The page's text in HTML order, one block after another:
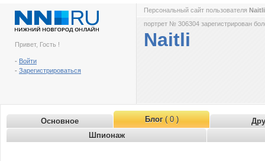
Привет, Гость !
- Войти
- Зарегистрироваться
Персональный сайт пользователя
портрет № 306304 зарегистрирован
Naitli
Основное Блог( 0 )
Шпионаж